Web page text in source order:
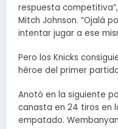
respuesta
Mitch Johnson. “Ojalá
intentar jugar a ese
Pero los Knicks
héroe del primer
Anotó en la siguiente
canasta en 24 tiros en
empatado.